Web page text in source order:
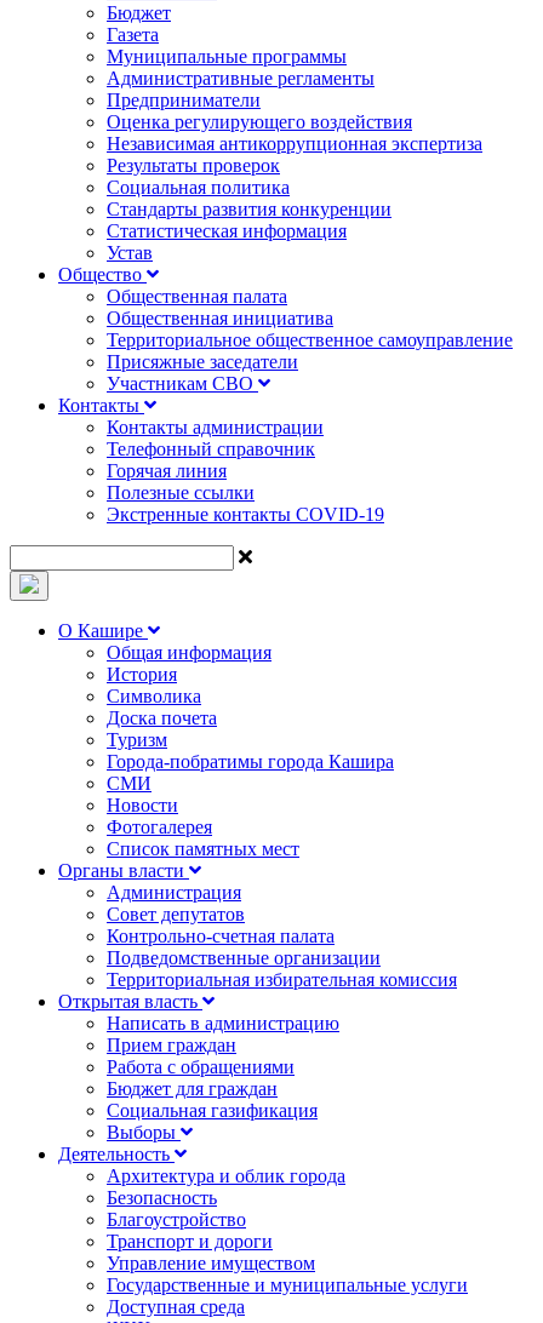
Бюджет
Газета
Муниципальные программы
Административные регламенты
Предприниматели
Оценка регулирующего воздействия
Независимая антикоррупционная экспертиза
Результаты проверок
Социальная политика
Стандарты развития конкуренции
Статистическая информация
Устав
Общество
Общественная палата
Общественная инициатива
Территориальное общественное самоуправление
Присяжные заседатели
Участникам СВО
Контакты
Контакты администрации
Телефонный справочник
Горячая линия
Полезные ссылки
Экстренные контакты COVID-19
О Кашире
Общая информация
История
Символика
Доска почета
Туризм
Города-побратимы города Кашира
СМИ
Новости
Фотогалерея
Список памятных мест
Органы власти
Администрация
Совет депутатов
Контрольно-счетная палата
Подведомственные организации
Территориальная избирательная комиссия
Открытая власть
Написать в администрацию
Прием граждан
Работа с обращениями
Бюджет для граждан
Социальная газификация
Выборы
Деятельность
Архитектура и облик города
Безопасность
Благоустройство
Транспорт и дороги
Управление имуществом
Государственные и муниципальные услуги
Доступная среда